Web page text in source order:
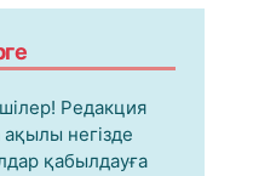
Редакция
негізде
қабылдауға